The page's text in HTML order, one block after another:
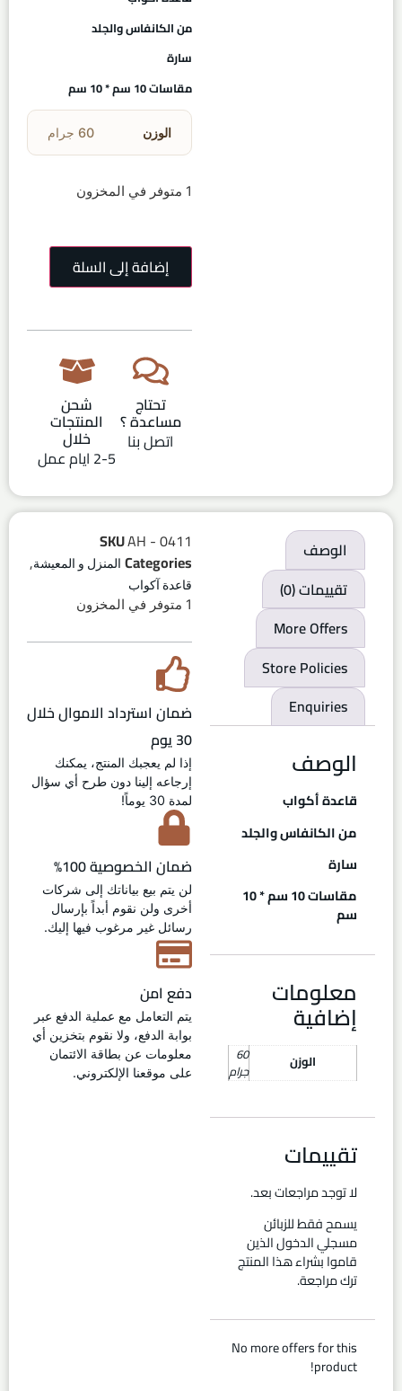
من الكانفاس والجلد
سارة
مقاسات 10 سم * 10 سم
الوزن 60 جرام
1 متوفر في المخزون
إضافة إلى السلة
تحتاج
مساعدة ؟
اتصل بنا
شحن
المنتجات
خلال
2-5 ايام عمل
الوصف
تقييمات (0)
More Offers
Store Policies
Enquiries
الوصف
قاعدة أكواب
من الكانفاس والجلد
سارة
مقاسات 10 سم * 10
سم
معلومات
إضافية
الوزن 60
جرام
تقييمات
لا توجد مراجعات بعد.
يسمح فقط للزبائن
مسجلي الدخول الذين
قاموا بشراء هذا المنتج
ترك مراجعة.
No more offers for this
product!
SKUAH - 0411
Categories المنزل و المعيشة,
قاعدة آكواب
1 متوفر في المخزون
ضمان استرداد الاموال خلال
30 يوم
إذا لم يعجبك المنتج، يمكنك
إرجاعه إلينا دون طرح أي سؤال
لمدة 30 يوماً!
ضمان الخصوصية 100%
لن يتم بيع بياناتك إلى شركات
أخرى ولن نقوم أبداً بإرسال
رسائل غير مرغوب فيها إليك.
دفع امن
يتم التعامل مع عملية الدفع عبر
بوابة الدفع، ولا نقوم بتخزين أي
معلومات عن بطاقة الائتمان
على موقعنا الإلكتروني.